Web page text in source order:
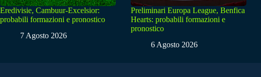
Eredivisie, Cambuur-Excelsior:
probabili formazioni e pronostico
7 Agosto 2026
Preliminari Europa League, Benfica
Hearts: probabili formazioni e
pronostico
6 Agosto 2026